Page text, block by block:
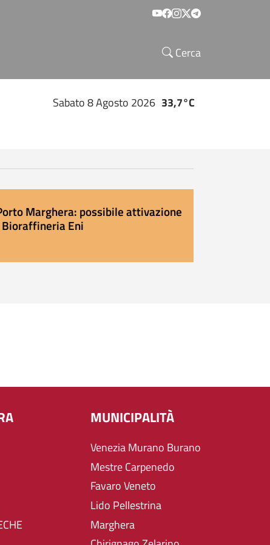
Social menu
Cerca
Sabato 8 Agosto 2026 33,7°C
Marghera: possibile attivazione
Eni
MUNICIPALITÀ
Venezia Murano Burano
Mestre Carpenedo
Favaro Veneto
Lido Pellestrina
Marghera